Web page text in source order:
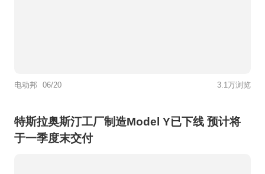
电动邦 06/20 3.1万浏览
特斯拉奥斯汀工厂制造Model Y已下线 预计将
于一季度末交付